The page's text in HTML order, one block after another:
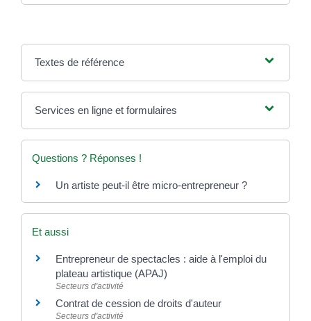
Textes de référence
Services en ligne et formulaires
Questions ? Réponses !
Un artiste peut-il être micro-entrepreneur ?
Et aussi
Entrepreneur de spectacles : aide à l'emploi du
plateau artistique (APAJ)
Secteurs d'activité
Contrat de cession de droits d'auteur
Secteurs d'activité